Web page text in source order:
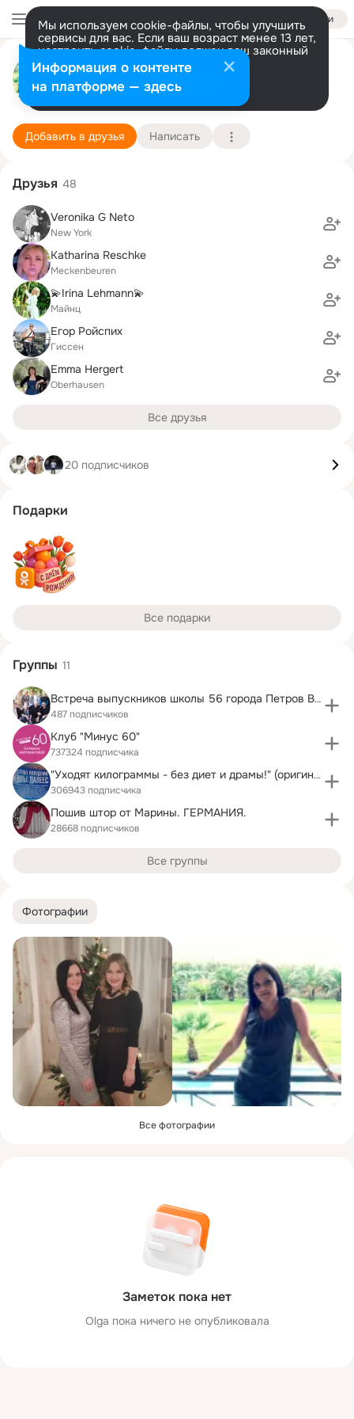
Войти
Мы используем cookie-файлы, чтобы улучшить
сервисы для вас. Если ваш возраст менее 13 лет,
настроить cookie-файлы должен ваш законный
представитель. Больше информации
Разрешить все Настроить
Olga Gergert
Sulzbach-Rosenberg
56 школа
Подробнее
Добавить в друзья Написать
Фотографии
Все фотографии
Заметок пока нет
Olga пока ничего не опубликовала
Друзья 48
Veronika G Neto
New York
Katharina Reschke
Meckenbeuren
💫Irina Lehmann💫
Майнц
Егор Ройспих
Гиссен
Emma Hergert
Oberhausen
Все друзья
20 подписчиков
Подарки
Все подарки
Группы 11
Встреча выпускников школы 56 города Петров Вал
487 подписчиков
Клуб "Минус 60"
737324 подписчика
"Уходят килограммы - без диет и драмы!" (оригинал)
306943 подписчика
Пошив штор от Марины. ГЕРМАНИЯ.
28668 подписчиков
Все группы
Информация о контенте
на платформе — здесь